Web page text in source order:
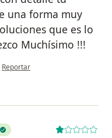
una forma muy
que es lo
Muchísimo !!!
en opinión del usuario LV
Reportar